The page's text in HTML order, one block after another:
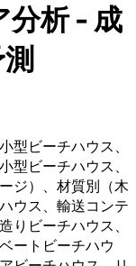
分析 - 成
型ビーチハウス、
型ビーチハウス、
ジ）、材質別（木
ウス、輸送コンテ
りビーチハウス、
ートビーチハウ